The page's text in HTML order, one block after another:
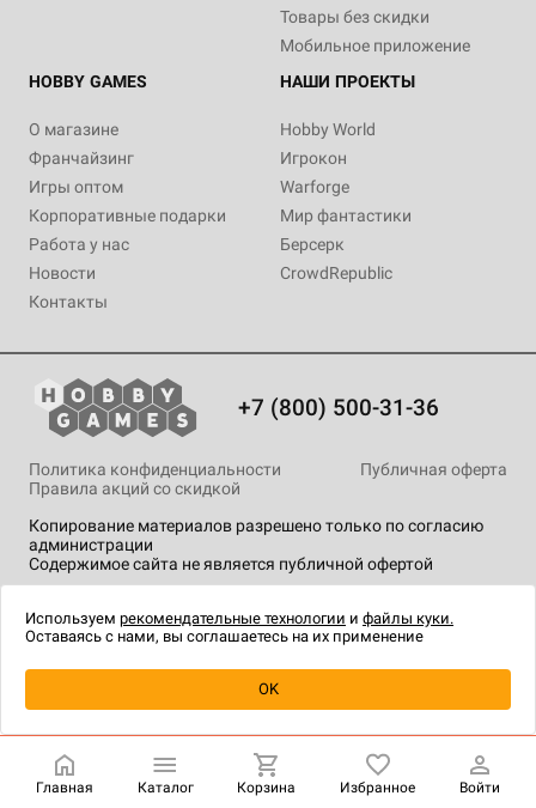
Товары без скидки
Мобильное приложение
HOBBY GAMES
О магазине
Франчайзинг
Игры оптом
Корпоративные подарки
Работа у нас
Новости
Контакты
НАШИ ПРОЕКТЫ
Hobby World
Игрокон
Warforge
Мир фантастики
Берсерк
CrowdRepublic
+7 (800) 500-31-36
Копирование материалов разрешено только по согласию
администрации
Содержимое сайта не является публичной офертой
Политика конфиденциальности
Публичная оферта
Правила акций со скидкой
технологии.
Главная Каталог Корзина Избранное Войти
Используем рекомендательные технологии и файлы куки.
Оставаясь с нами, вы соглашаетесь на их применение
OK